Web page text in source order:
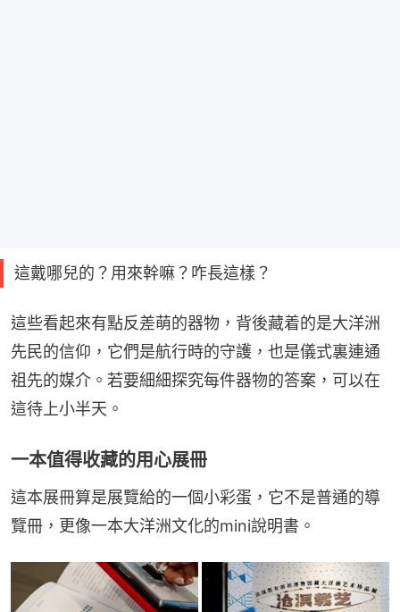
這戴哪兒的？用來幹嘛？咋長這樣？
這些看起來有點反差萌的器物，背後藏着的是大洋洲
先民的信仰，它們是航行時的守護，也是儀式裏連通
祖先的媒介。若要細細探究每件器物的答案，可以在
這待上小半天。
一本值得收藏的用心展冊
這本展冊算是展覽給的一個小彩蛋，它不是普通的導
覽冊，更像一本大洋洲文化的mini說明書。